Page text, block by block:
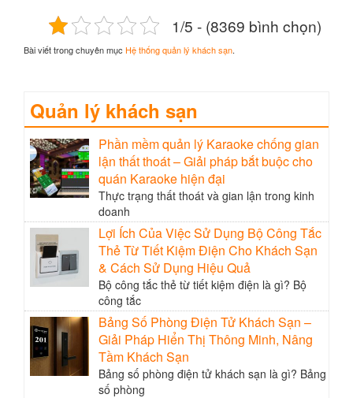
1/5 - (8369 bình chọn)
Bài viết trong chuyên mục Hệ thống quản lý khách sạn.
Quản lý khách sạn
Phần mềm quản lý Karaoke chống gian
lận thất thoát – Giải pháp bắt buộc cho
quán Karaoke hiện đại
Thực trạng thất thoát và gian lận trong kinh
doanh
Lợi Ích Của Việc Sử Dụng Bộ Công Tắc
Thẻ Từ Tiết Kiệm Điện Cho Khách Sạn
& Cách Sử Dụng Hiệu Quả
Bộ công tắc thẻ từ tiết kiệm điện là gì? Bộ
công tắc
Bảng Số Phòng Điện Tử Khách Sạn –
Giải Pháp Hiển Thị Thông Minh, Nâng
Tầm Khách Sạn
Bảng số phòng điện tử khách sạn là gì? Bảng
số phòng